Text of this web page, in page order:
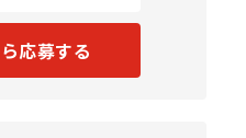
応募する